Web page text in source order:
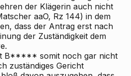
der Klägerin auch nicht
aaO, Rz 144) in dem
dass der Antrag erst nach
der Zuständigkeit dem
B***** somit noch gar nicht
zuständiges Gericht